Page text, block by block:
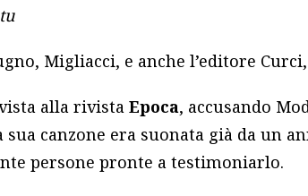
Migliacci, e anche l’editore
alla rivistaEpoca, accusando
sua canzone era suonata già da un
persone pronte a testimoniarlo.